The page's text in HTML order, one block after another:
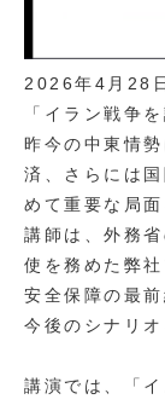
2026年4月28
「イラン戦争
昨今の中東情
済、さらには
めて重要な局
講師は、外務
使を務めた弊
安全保障の最
今後のシナリ
講演では、「